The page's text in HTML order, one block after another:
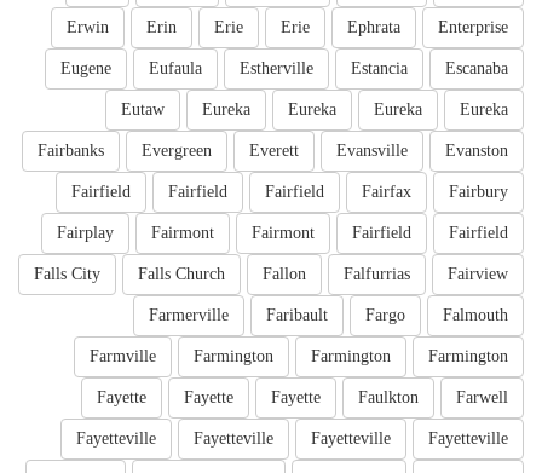
Enterprise
Ephrata
Erie
Erie
Erin
Erwin
Escanaba
Estancia
Estherville
Eufaula
Eugene
Eureka
Eureka
Eureka
Eureka
Eutaw
Evanston
Evansville
Everett
Evergreen
Fairbanks
Fairbury
Fairfax
Fairfield
Fairfield
Fairfield
Fairfield
Fairfield
Fairmont
Fairmont
Fairplay
Fairview
Falfurrias
Fallon
Falls Church
Falls City
Falmouth
Fargo
Faribault
Farmerville
Farmington
Farmington
Farmington
Farmville
Farwell
Faulkton
Fayette
Fayette
Fayette
Fayetteville
Fayetteville
Fayetteville
Fayetteville